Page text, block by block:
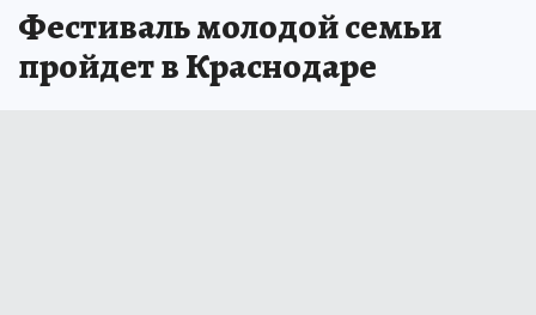
Фестиваль молодой семьи
пройдет в Краснодаре